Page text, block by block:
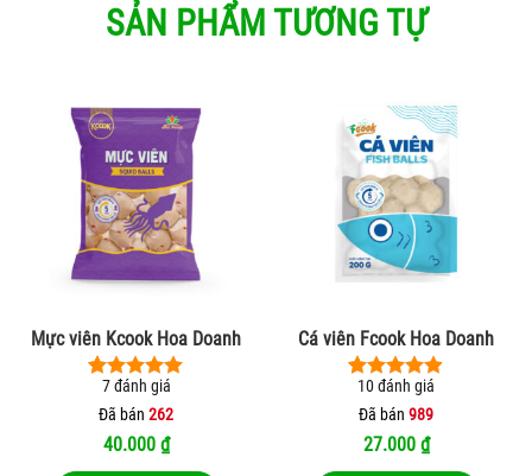
SẢN PHẨM TƯƠNG TỰ
Mực viên Kcook Hoa Doanh
5.00trên 5
dựa trên
7đánh giá
Đã bán 262
40.000 ₫
Cá viên Fcook Hoa Doanh
4.90trên 5
dựa trên
10
10đánh giá
Đã bán 989
27.000 ₫